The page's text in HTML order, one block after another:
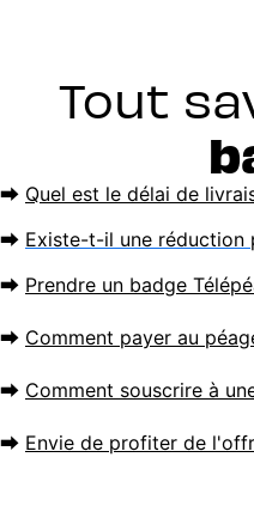
Tout
⮕ Quel est le délai de
⮕ Existe-t-il une réduction
⮕ Prendre un badge
⮕ Comment payer au
⮕ Comment souscrire à
⮕ Envie de profiter de